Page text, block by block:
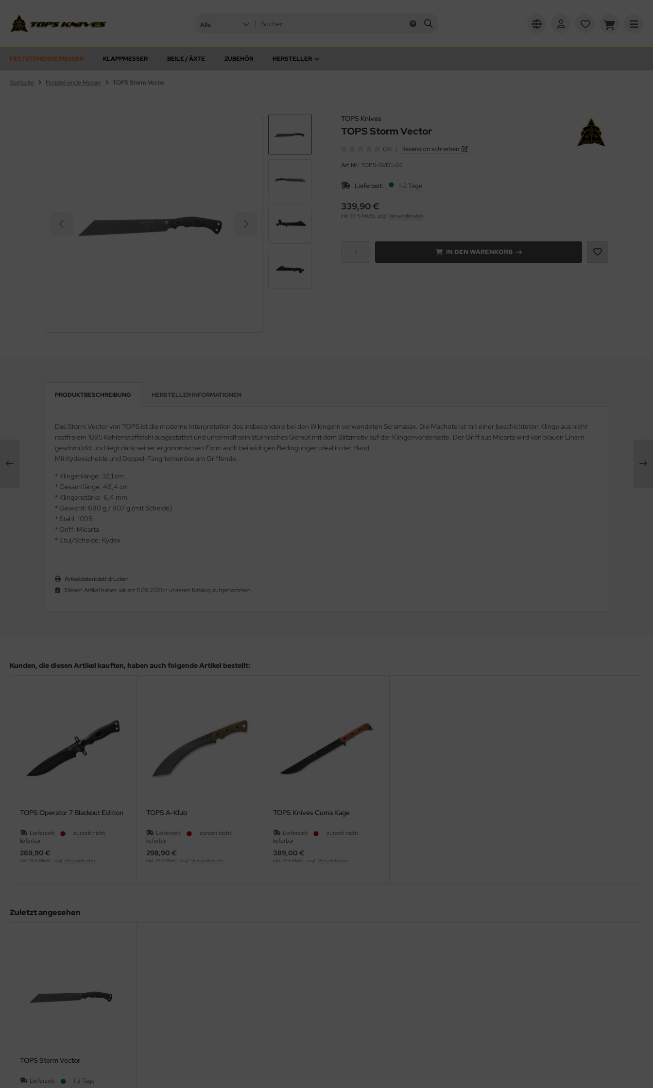
Alle
FESTSTEHENDE MESSER KLAPPMESSER BEILE / ÄXTE ZUBEHÖR HERSTELLER
Startseite Feststehende Messer TOPS Storm Vector
TOPS Knives
TOPS Storm Vector
(0) Rezension schreiben
Art.Nr.: TOPS-SVEC-02
Lieferzeit: 1-2 Tage
339,90 €
inkl. 19 % MwSt. zzgl. Versandkosten
IN DEN WARENKORB
PRODUKTBESCHREIBUNG HERSTELLER INFORMATIONEN
Das Storm Vector von TOPS ist die moderne Interpretation des insbesondere bei den Wikingern verwendeten Scramasax. Die Machete ist mit einer beschichteten Klinge aus nicht
rostfreiem 1095 Kohlenstoffstahl ausgestattet und untermalt sein stürmisches Gemüt mit dem Blitzmotiv auf der Klingenvorderseite. Der Griff aus Micarta wird von blauen Linern
geschmückt und liegt dank seiner ergonomischen Form auch bei widrigen Bedingungen ideal in der Hand.
Mit Kydexscheide und Doppel-Fangriemenöse am Griffende.
* Klingenlänge: 32,1 cm
* Gesamtlänge: 46,4 cm
* Klingenstärke: 6,4 mm
* Gewicht: 680 g / 907 g (mit Scheide)
* Stahl: 1095
* Griff: Micarta
* Etui/Scheide: Kydex
Artikeldatenblatt drucken
Diesen Artikel haben wir am 11.09.2021 in unseren Katalog aufgenommen.
Kunden, die diesen Artikel kauften, haben auch folgende Artikel bestellt:
TOPS Operator 7 Blackout Edition
Lieferzeit:
zurzeit nicht
lieferbar
269,90 €
inkl. 19 % MwSt. zzgl. Versandkosten
TOPS A-Klub
Lieferzeit:
zurzeit nicht
lieferbar
298,90 €
inkl. 19 % MwSt. zzgl.Versandkosten
TOPS Knives Cuma Kage
Lieferzeit:
zurzeit nicht
lieferbar
389,00 €
inkl. 19 % MwSt. zzgl. Versandkosten
Zuletzt angesehen
TOPS Storm Vector
Lieferzeit: 1-2 Tage
Knives